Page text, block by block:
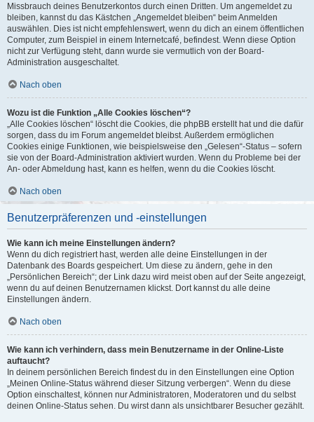
Missbrauch deines Benutzerkontos durch einen Dritten. Um angemeldet zu
bleiben, kannst du das Kästchen „Angemeldet bleiben“ beim Anmelden
auswählen. Dies ist nicht empfehlenswert, wenn du dich an einem öffentlichen
Computer, zum Beispiel in einem Internetcafé, befindest. Wenn diese Option
nicht zur Verfügung steht, dann wurde sie vermutlich von der Board-
Administration ausgeschaltet.
Nach oben
Wozu ist die Funktion „Alle Cookies löschen“?
„Alle Cookies löschen“ löscht die Cookies, die phpBB erstellt hat und die dafür
sorgen, dass du im Forum angemeldet bleibst. Außerdem ermöglichen
Cookies einige Funktionen, wie beispielsweise den „Gelesen“-Status – sofern
sie von der Board-Administration aktiviert wurden. Wenn du Probleme bei der
An- oder Abmeldung hast, kann es helfen, wenn du die Cookies löscht.
Nach oben
Benutzerpräferenzen und -einstellungen
Wie kann ich meine Einstellungen ändern?
Wenn du dich registriert hast, werden alle deine Einstellungen in der
Datenbank des Boards gespeichert. Um diese zu ändern, gehe in den
„Persönlichen Bereich“; der Link dazu wird meist oben auf der Seite angezeigt,
wenn du auf deinen Benutzernamen klickst. Dort kannst du alle deine
Einstellungen ändern.
Nach oben
Wie kann ich verhindern, dass mein Benutzername in der Online-Liste
auftaucht?
In deinem persönlichen Bereich findest du in den Einstellungen eine Option
„Meinen Online-Status während dieser Sitzung verbergen“. Wenn du diese
Option einschaltest, können nur Administratoren, Moderatoren und du selbst
deinen Online-Status sehen. Du wirst dann als unsichtbarer Besucher gezählt.